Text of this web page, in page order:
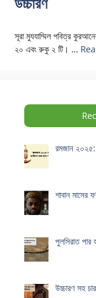
সূরা মুযযাম্মিল পবিত্র
২০ এবং রুকু ২ টি। …
রমজান ২০২৫:
শাবান
পুলসিরাত
উচ্চারণ সহ